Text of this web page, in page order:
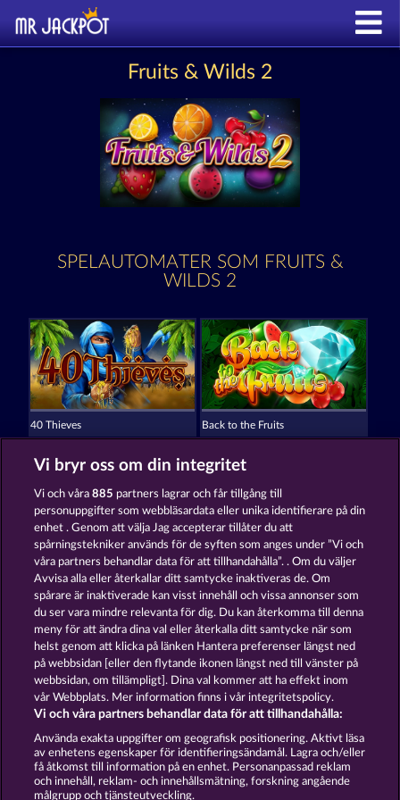
Fruits & Wilds 2
SPELAUTOMATER SOM FRUITS &
WILDS 2
40 Thieves Back to the Fruits
Fruit Mania RHFP 40 Sevens
Användarvillkor
Sekretess- och cookiepolicy Avtryck
Om Företaget FAQ
Skicka in en begäran om att ångra köpet
Vi bryr oss om din integritet
Vi och våra885 partners lagrar och får tillgång till
personuppgifter som webbläsardata eller unika identifierare på din
enhet . Genom att välja Jag accepterar tillåter du att
spårningstekniker används för de syften som anges under ”Vi och
våra partners behandlar data för att tillhandahålla”. . Om du väljer
Avvisa alla eller återkallar ditt samtycke inaktiveras de. Om
spårare är inaktiverade kan visst innehåll och vissa annonser som
du ser vara mindre relevanta för dig. Du kan återkomma till denna
meny för att ändra dina val eller återkalla ditt samtycke när som
helst genom att klicka på länken Hantera preferenser längst ned
på webbsidan [eller den flytande ikonen längst ned till vänster på
webbsidan, om tillämpligt]. Dina val kommer att ha effekt inom
vår Webbplats. Mer information finns i vår integritetspolicy.
Vi och våra partners behandlar data för att tillhandahålla:
Använda exakta uppgifter om geografisk positionering. Aktivt läsa
av enhetens egenskaper för identifieringsändamål. Lagra och/eller
få åtkomst till information på en enhet. Personanpassad reklam
och innehåll, reklam- och innehållsmätning, forskning angående
målgrupp och tjänsteutveckling.